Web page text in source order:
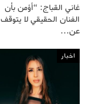
غاني القباج: “أؤمن بأن
الفنان الحقيقي لا يتوقف
عن…
اخبار